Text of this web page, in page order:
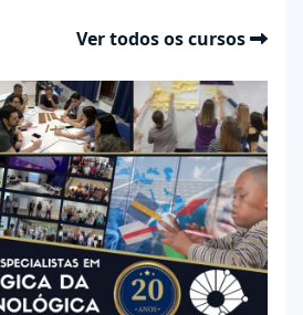
Ver todos os cursos